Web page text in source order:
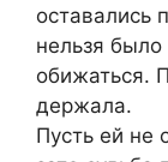
оставались
нельзя
обижаться.
держала.
Пусть ей не